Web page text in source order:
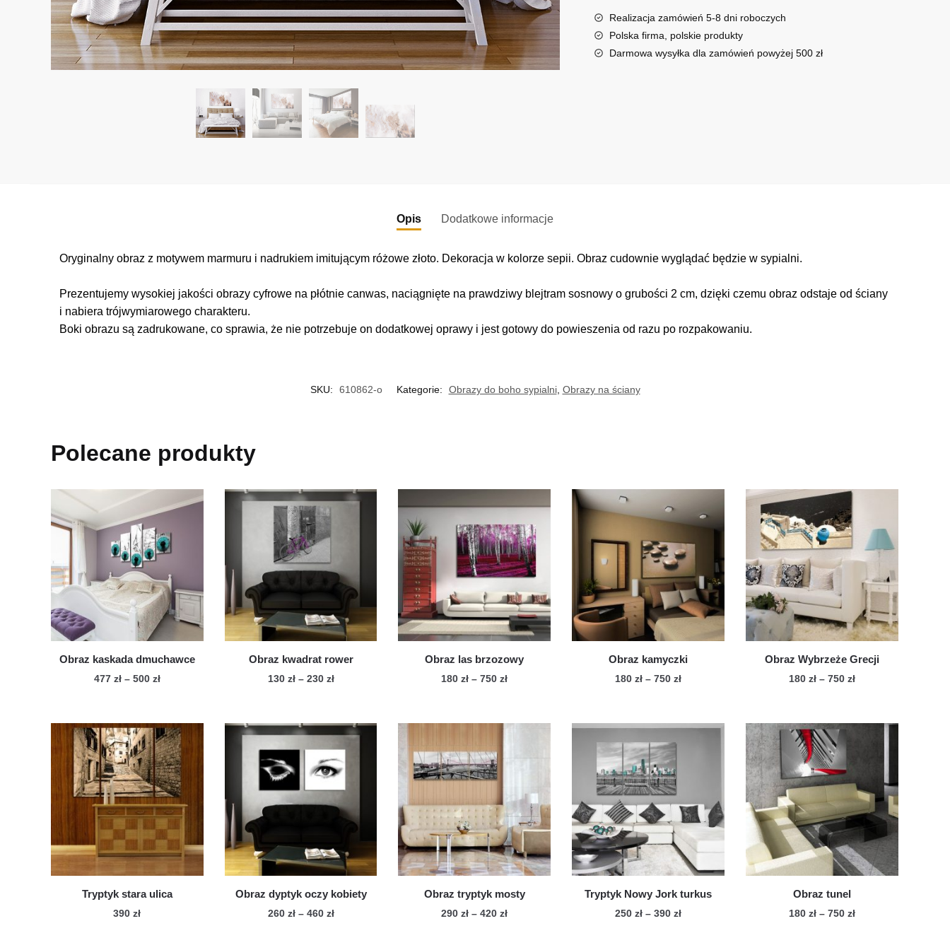
a
t
i
Realizacja zamówień 5-8 dni roboczych
Polska firma, polskie produkty
Darmowa wysyłka dla zamówień powyżej 500 zł
Opis Dodatkowe informacje
Oryginalny obraz z motywem marmuru i nadrukiem imitującym różowe złoto. Dekoracja w kolorze sepii. Obraz cudownie wyglądać będzie w sypialni.
Prezentujemy wysokiej jakości obrazy cyfrowe na płótnie canwas, naciągnięte na prawdziwy blejtram sosnowy o grubości 2 cm, dzięki czemu obraz odstaje od ściany
i nabiera trójwymiarowego charakteru.
Boki obrazu są zadrukowane, co sprawia, że nie potrzebuje on dodatkowej oprawy i jest gotowy do powieszenia od razu po rozpakowaniu.
SKU: 610862-o Kategorie: Obrazy do boho sypialni, Obrazy na ściany
Polecane produkty
Obraz kaskada dmuchawce
477 zł – 500 złZakres
477 zł
do
500 zł
produkt
ma
wiele
wariantów.
Opcje
można
wybrać
stronie
produktu
Obraz kwadrat rower
130 zł – 230 złZakres
130 zł
230 zł
produkt
ma
wariantów.
Opcje
można
stronie
produktu
Obraz las brzozowy
180zł – 750złZakres
180 zł
750 zł
produkt
wiele
wariantów.
można
wybrać
na
stronie
produktu
Obraz kamyczki
180zł – 750złZakres
180 zł
produkt
wiele
wariantów.
Opcje
można
wybrać
na
stronie
produktu
Obraz Wybrzeże Grecji
180 zł – 750 złZakres
180 zł
produkt
ma
wiele
wariantów.
Opcje
można
wybrać
na
stronie
produktu
Tryptyk stara ulica
390zł
Obraz dyptyk oczy kobiety
260 zł – 460 złZakres
Obraz tryptyk mosty
290zł – 420złZakres
Tryptyk Nowy Jork turkus
250zł – 390złZakres
Obraz tunel
180 zł – 750 złZakres